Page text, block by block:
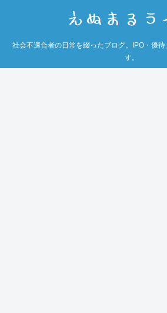
社会不適合者の日常を綴ったブログ。IPO・優
す。